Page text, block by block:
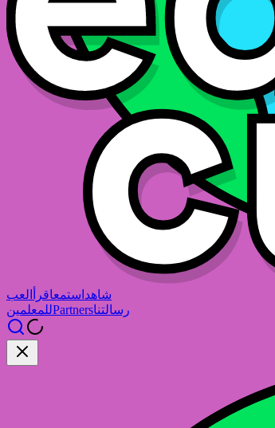
شاهد استمعاقرأ
العب
للمعلمينPartnersرسالتنا